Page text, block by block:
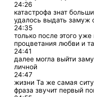
24:26
катастрофа знат
удалось выдать замуж
24:35
только после этого
процветания любви и
24:41
далее могла выйти
личной
24:47
жизни Та же самая
фраза звучит первый